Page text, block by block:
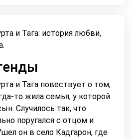
и Тага: история любви,
и Тага повествует о том,
то жила семья, у которой
Случилось так, что
поругался с отцом и
он в село Кадгарон, где